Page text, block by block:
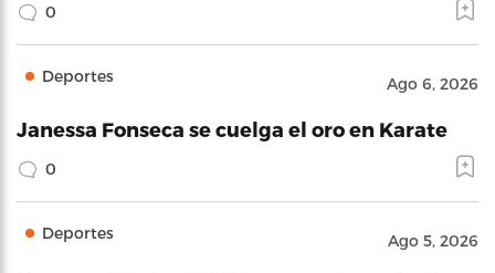
0
Deportes Ago 6, 2026
Janessa Fonseca se cuelga el oro en Karate
0
Deportes Ago 5, 2026